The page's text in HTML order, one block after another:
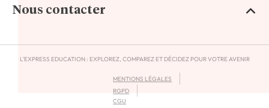
Nous contacter
L'EXPRESS EDUCATION : EXPLOREZ, COMPAREZ ET DÉCIDEZ POUR VOTRE AVENIR
MENTIONS LÉGALES
RGPD
CGU